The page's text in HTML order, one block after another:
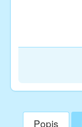
Popis